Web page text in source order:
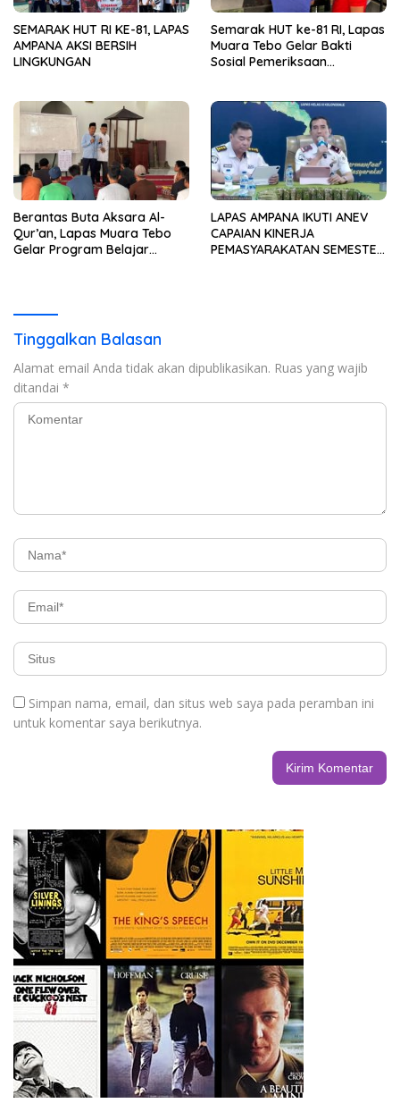
SEMARAK HUT RI KE-81, LAPAS
AMPANA AKSI BERSIH
LINGKUNGAN
Semarak HUT ke-81 RI, Lapas
Muara Tebo Gelar Bakti
Sosial Pemeriksaan
Berantas Buta Aksara Al-
Qur’an, Lapas Muara Tebo
Gelar Program Belajar
LAPAS AMPANA IKUTI ANEV
CAPAIAN KINERJA
PEMASYARAKATAN SEMESTER
Tinggalkan Balasan
Alamat email Anda tidak akan dipublikasikan. Ruas yang wajib
ditandai *
Simpan nama, email, dan situs web saya pada peramban ini
untuk komentar saya berikutnya.